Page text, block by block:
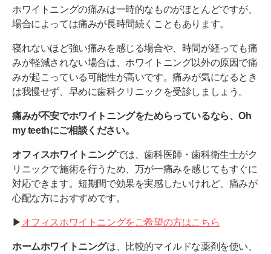
ホワイトニングの痛みは一時的なものがほとんどですが、
場合によっては痛みが長時間続くこともあります。
寝れないほど強い痛みを感じる場合や、時間が経っても痛
みが軽減されない場合は、ホワイトニング以外の原因で痛
みが起こっている可能性が高いです。痛みが気になるとき
は我慢せず、早めに歯科クリニックを受診しましょう。
痛みが不安でホワイトニングをためらっているなら、Oh
my teethにご相談ください。
オフィスホワイトニングでは、歯科医師・歯科衛生士がク
リニックで施術を行うため、万が一痛みを感じてもすぐに
対応できます。短期間で効果を実感したいけれど、痛みが
心配な方におすすめです。
▶︎ オフィスホワイトニングをご希望の方はこちら
ホームホワイトニングは、比較的マイルドな薬剤を使い、